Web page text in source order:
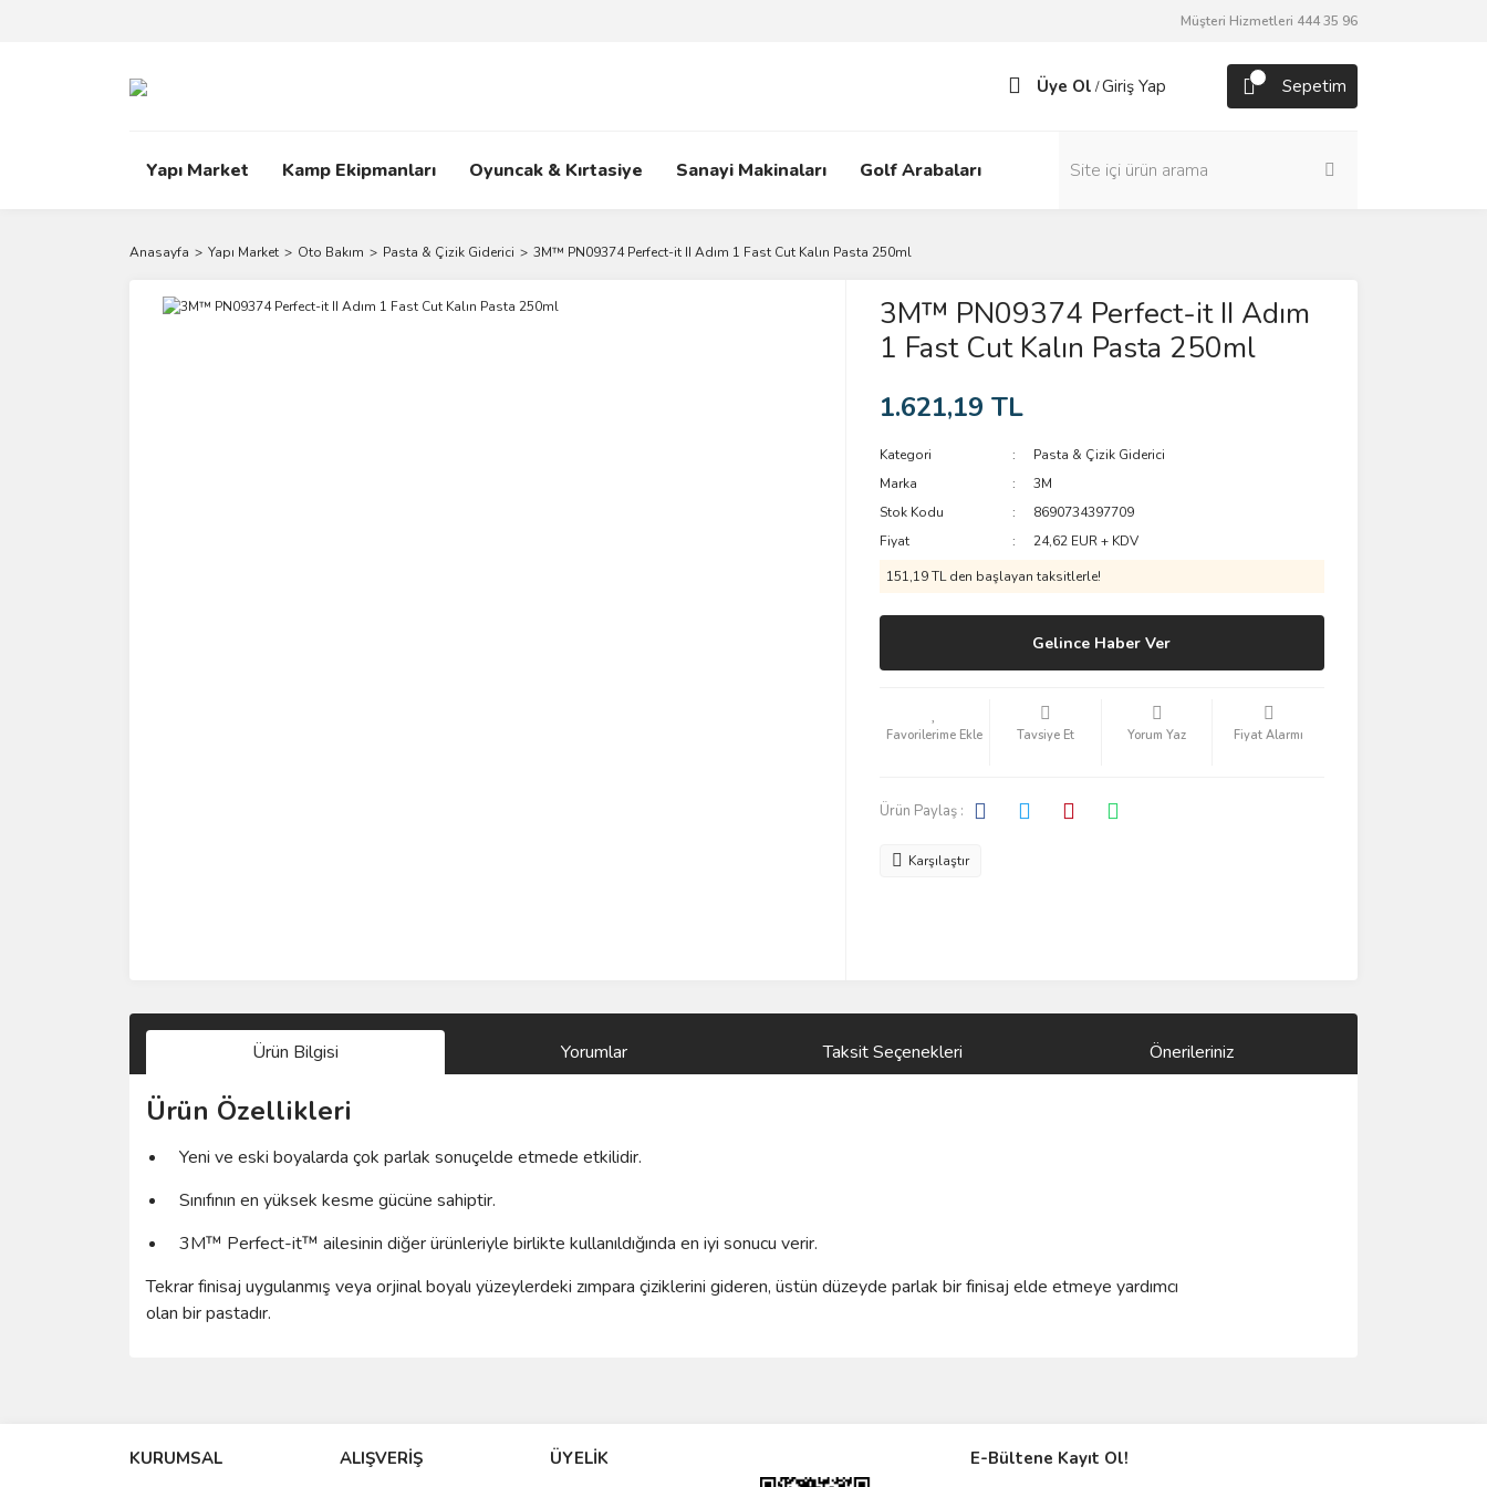
Müşteri Hizmetleri 444 35 96
Üye Ol /Giriş Yap Sepetim
Yapı Market Kamp Ekipmanları Oyuncak & Kırtasiye Sanayi Makinaları Golf Arabaları
Anasayfa Yapı Market Oto Bakım Pasta & Çizik Giderici 3M™ PN09374 Perfect-it II Adım 1 Fast Cut Kalın Pasta 250ml
3M™ PN09374 Perfect-it II Adım
1 Fast Cut Kalın Pasta 250ml
1.621,19 TL
Kategori
Pasta & Çizik Giderici
Marka
3M
Stok Kodu
8690734397709
Fiyat
24,62 EUR + KDV
151,19 TL den başlayan taksitlerle!
Gelince Haber Ver
Tavsiye Et Yorum Yaz Fiyat Alarmı
Ürün Paylaş :
Karşılaştır
Ürün Bilgisi Yorumlar Taksit Seçenekleri Önerileriniz
Ürün Özellikleri
Yeni ve eski boyalarda çok parlak sonuçelde etmede etkilidir.
Sınıfının en yüksek kesme gücüne sahiptir.
3M™ Perfect-it™ ailesinin diğer ürünleriyle birlikte kullanıldığında en iyi sonucu verir.
Tekrar finisaj uygulanmış veya orjinal boyalı yüzeylerdeki zımpara çiziklerini gideren, üstün düzeyde parlak bir finisaj elde etmeye yardımcı
olan bir pastadır.
Ürün resmi kalitesiz, bozuk veya görüntülenemiyor.
KURUMSAL ALIŞVERİŞ ÜYELİK E-Bültene Kayıt Ol!